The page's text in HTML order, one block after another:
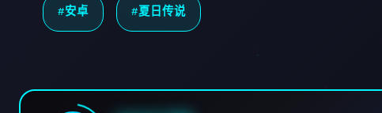
#安卓 #夏日传说